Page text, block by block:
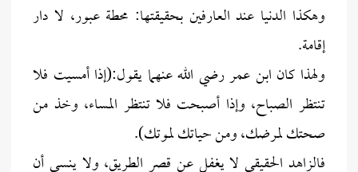
وهكذا الدنيا عند العارفين بحقيقتها: محطة عبور، لا دار
إقامة.
ولهذا كان ابن عمر رضي الله عنهما يقول:(إذا أمسيت فلا
تنتظر الصباح، وإذا أصبحت فلا تنتظر المساء، وخذ من
صحتك لمرضك، ومن حياتك لموتك).
فالزاهد الحقيقي لا يغفل عن قصر الطريق، ولا ينسى أن